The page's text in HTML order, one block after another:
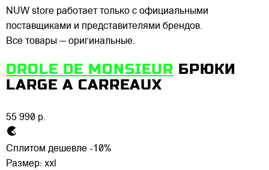
NUW store работает только с официальными
поставщиками и представителями брендов.
Все товары — оригинальные.
DROLE DE MONSIEUR БРЮКИ
LARGE A CARREAUX
55 990 р.
Сплитом дешевле -10%
Размер: xxl